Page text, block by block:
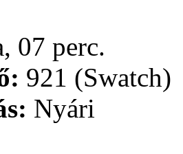
07 perc.
921 (Swatch)
Nyári